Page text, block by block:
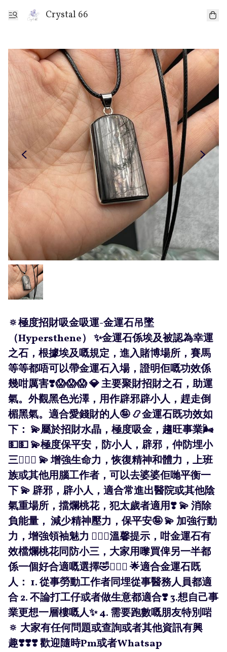
Crystal 66
🔅極度招財吸金吸運-金運石吊墜
（Hypersthene） ✨金運石係埃及被認為幸運
之石，根據埃及嘅規定，進入賭博場所，賽馬
等等都唔可以帶金運石入場，證明佢嘅功效係
幾咁厲害❣️😱😱😱 💎 主要聚財招財之石，助運
氣。外觀黑色光澤，用作辟邪辟小人，趕走倒
楣黑氣。適合愛錢財的人🤪 📿金運石既功效如
下： 💫屬於招財水晶，極度吸金，趨旺事業🌬
💵💵 💫極度保平安，防小人，辟邪，仲防埋小
三💁🏻‍♀️ 💫 增強生命力，恢復精神和體力，上班
族或其他用腦工作者，可以去婆婆佢哋平衡一
下 💫 辟邪，辟小人，適合常進出醫院或其他陰
氣重場所，擋爛桃花，犯太歲者適用❣️ 💫 消除
負能量， 減少精神壓力，保平安🤪 💫 加強行動
力，增強領袖魅力 🧚🏻‍♀️溫馨提示，咁金運石有
效檔爛桃花同防小三，大家用嚟買俾另一半都
係一個好合適嘅選擇🤣💁🏻‍♀️ 🌟適合金運石既
人： 1. 從事勞動工作者同埋從事醫務人員都適
合 2. 不論打工仔或者做生意都適合❣️ 3.想自己事
業更想一層樓嘅人✨ 4. 需要跑數嘅朋友特別啱
🔅 大家有任何問題或查詢或者其他資訊有興
趣❣️❣️❣️ 歡迎隨時Pm或者Whatsap